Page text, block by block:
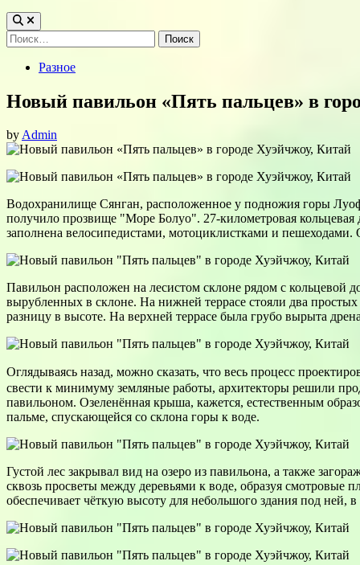
Найти:
PostedРазное
Новый павильон «Пять пальцев» в
byAdmin
Водохранилище Сянган, расположенное у подножия горы
получило прозвище "Море Болуо". 27-километровая кольцевая
заполнена велосипедистами, мотоциклистками и пешеходами.
Павильон расположен на лесистом склоне рядом с кольцевой
вырубленных в склоне. На нижней террасе стояли два
разницу в высоте. На верхней террасе была грубо вырыта
Оглядываясь назад, можно сказать, что весь процесс
свести к минимуму земляные работы, архитекторы решили
павильоном. Озеленённая крыша, кажется, естественным
пальме, спускающейся со склона горы к воде.
Густой лес закрывал вид на озеро из павильона, а также
сквозь просветы между деревьями к воде, образуя
обеспечивает чёткую высоту для небольшого здания под